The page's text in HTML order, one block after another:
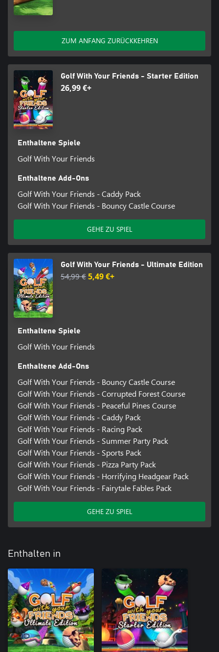
ZUM ANFANG ZURÜCKKEHREN
Golf With Your Friends - Starter Edition
26,99 €+
Enthaltene Spiele
Golf With Your Friends
Enthaltene Add-Ons
Golf With Your Friends - Caddy Pack
Golf With Your Friends - Bouncy Castle Course
GEHE ZU SPIEL
Golf With Your Friends - Ultimate Edition
54,99 €5,49 €+
Enthaltene Spiele
Golf With Your Friends
Enthaltene Add-Ons
Golf With Your Friends - Bouncy Castle Course
Golf With Your Friends - Corrupted Forest Course
Golf With Your Friends - Peaceful Pines Course
Golf With Your Friends - Caddy Pack
Golf With Your Friends - Racing Pack
Golf With Your Friends - Summer Party Pack
Golf With Your Friends - Sports Pack
Golf With Your Friends - Pizza Party Pack
Golf With Your Friends - Horrifying Headgear Pack
Golf With Your Friends - Fairytale Fables Pack
GEHE ZU SPIEL
Enthalten in